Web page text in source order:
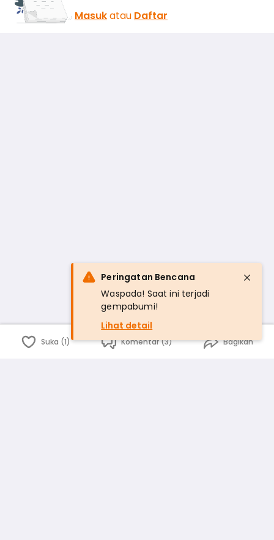
Masukatau Daftar
Suka (1) Komentar (3) Bagikan
Peringatan Bencana
Waspada! Saat ini terjadi
gempabumi!
Lihat detail